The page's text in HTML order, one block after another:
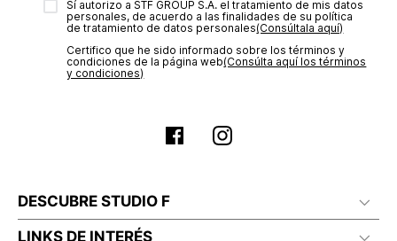
No planchar con vapor
estado de tu compra puedes ingresar al menú de “Mi cuenta -
Mis Pedidos” en nuestra página webwww.studiofpanama.pa
Sí autorizo a STF GROUP S.A. el tratamiento de mis datos
personales, de acuerdo a las finalidades de su política
de tratamiento de datos personales‎(Consúltala aquí)
Certifico que he sido informado sobre los términos y
condiciones de la página web‎(Consúlta aquí los términos
y condiciones)
DESCUBRE STUDIO F
LINKS DE INTERÉS